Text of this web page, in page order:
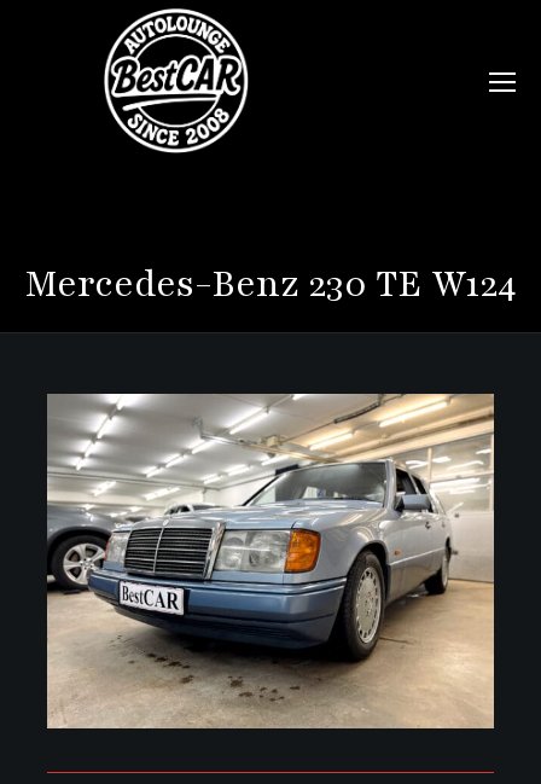
Mercedes-Benz 230 TE W124